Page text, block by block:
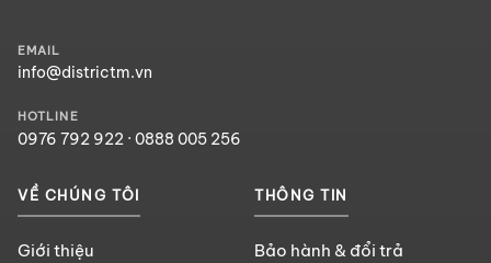
EMAIL
info@districtm.vn
HOTLINE
0976 792 922 · 0888 005 256
VỀ CHÚNG TÔI
Giới thiệu
THÔNG TIN
Bảo hành & đổi trả